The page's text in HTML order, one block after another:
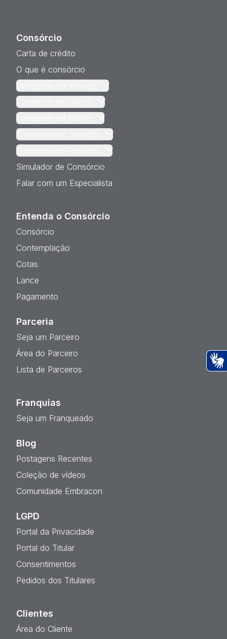
Consórcio
Carta de crédito
O que é consórcio
Consórcio de Imóveis
Consórcio de Carros
Consórcio de Motos
Consórcio de Serviços
Consórcio de Pesados
Simulador de Consórcio
Falar com um Especialista
Entenda o Consórcio
Consórcio
Contemplação
Cotas
Lance
Pagamento
Parceria
Seja um Parceiro
Área do Parceiro
Lista de Parceiros
Franquias
Seja um Franqueado
Blog
Postagens Recentes
Coleção de vídeos
Comunidade Embracon
LGPD
Portal da Privacidade
Portal do Titular
Consentimentos
Pedidos dos Titulares
Clientes
Área do Cliente